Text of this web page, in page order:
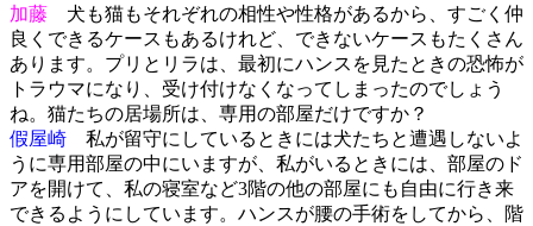
加藤 犬も猫もそれぞれの相性や性格があるから、すごく仲
良くできるケースもあるけれど、できないケースもたくさん
あります。プリとリラは、最初にハンスを見たときの恐怖が
トラウマになり、受け付けなくなってしまったのでしょう
ね。猫たちの居場所は、専用の部屋だけですか？
假屋崎 私が留守にしているときには犬たちと遭遇しないよ
うに専用部屋の中にいますが、私がいるときには、部屋のド
アを開けて、私の寝室など3階の他の部屋にも自由に行き来
できるようにしています。ハンスが腰の手術をしてから、階